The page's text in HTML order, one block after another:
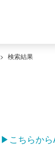
> 検索結果
▶こちらから